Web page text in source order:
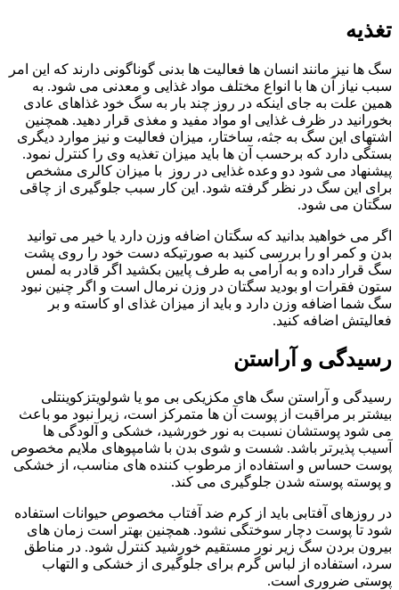
تغذیه
سگ ها نیز مانند انسان ها فعالیت ها بدنی گوناگونی دارند که این امر
سبب نیاز آن ها با انواع مختلف مواد غذایی و معدنی می شود. به
همین علت به جای اینکه در روز چند بار به سگ خود غذاهای عادی
بخورانید در ظرف غذایی او مواد مفید و مغذی قرار دهید. همچنین
اشتهای این سگ به جثه، ساختار، میزان فعالیت و نیز موارد دیگری
بستگی دارد که برحسب آن ها باید میزان تغذیه وی را کنترل نمود.
پیشنهاد می شود دو وعده غذایی در روز با میزان کالری مشخص
برای این سگ در نظر گرفته شود. این کار سبب جلوگیری از چاقی
سگتان می شود.
اگر می خواهید بدانید که سگتان اضافه وزن دارد یا خیر می توانید
بدن و کمر او را بررسی کنید به صورتیکه دست خود را روی پشت
سگ قرار داده و به آرامی به طرف پایین بکشید اگر قادر به لمس
ستون فقرات او بودید سگتان در وزن نرمال است و اگر چنین نبود
سگ شما اضافه وزن دارد و باید از میزان غذای او کاسته و بر
فعالیتش اضافه کنید.
رسیدگی و آراستن
رسیدگی و آراستن سگ‌ های مکزیکی بی‌ مو یا شولویتزکوینتلی
بیشتر بر مراقبت از پوست آن‌ ها متمرکز است، زیرا نبود مو باعث
می‌ شود پوستشان نسبت به نور خورشید، خشکی و آلودگی‌ ها
آسیب‌ پذیرتر باشد. شست‌ و شوی بدن با شامپوهای ملایم مخصوص
پوست حساس و استفاده از مرطوب‌ کننده‌ های مناسب، از خشکی
و پوسته‌ پوسته شدن جلوگیری می‌ کند.
در روزهای آفتابی باید از کرم ضد آفتاب مخصوص حیوانات استفاده
شود تا پوست دچار سوختگی نشود. همچنین بهتر است زمان‌ های
بیرون بردن سگ زیر نور مستقیم خورشید کنترل شود. در مناطق
سرد، استفاده از لباس گرم برای جلوگیری از خشکی و التهاب
پوستی ضروری است.